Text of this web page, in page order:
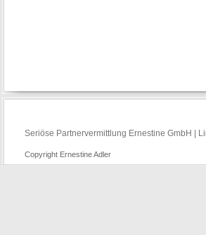
Seriöse Partnervermittlung Ernestine GmbH |
Copyright Ernestine Adler